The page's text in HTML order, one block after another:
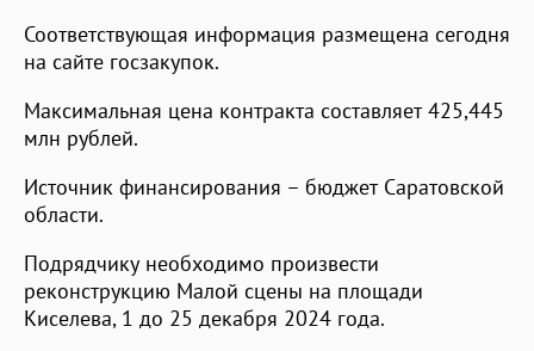
Соответствующая информация размещена сегодня
на сайте госзакупок.
Максимальная цена контракта составляет 425,445
млн рублей.
Источник финансирования – бюджет Саратовской
области.
Подрядчику необходимо произвести
реконструкцию Малой сцены на площади
Киселева, 1 до 25 декабря 2024 года.